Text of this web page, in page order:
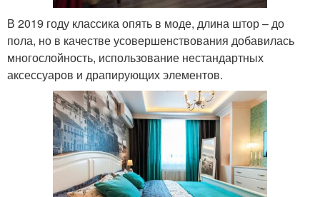
В 2019 году классика опять в моде, длина штор – до
пола, но в качестве усовершенствования добавилась
многослойность, использование нестандартных
аксессуаров и драпирующих элементов.